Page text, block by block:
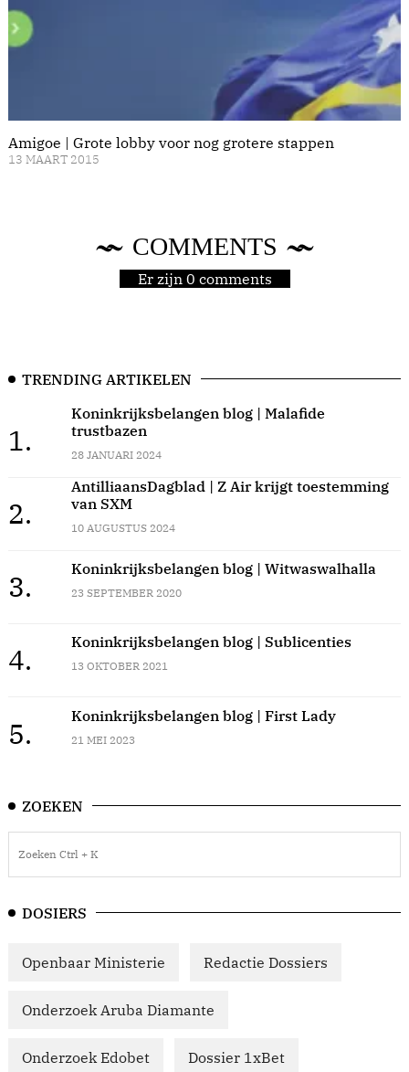
Amigoe | Grote lobby voor nog grotere stappen
13 MAART 2015
COMMENTS
Er zijn 0 comments
TRENDING ARTIKELEN
1.
Koninkrijksbelangen blog | Malafide
trustbazen
28 JANUARI 2024
2.
AntilliaansDagblad | Z Air krijgt toestemming
van SXM
10 AUGUSTUS 2024
3.
Koninkrijksbelangen blog | Witwaswalhalla
23 SEPTEMBER 2020
4.
Koninkrijksbelangen blog | Sublicenties
13 OKTOBER 2021
5.
Koninkrijksbelangen blog | First Lady
21 MEI 2023
ZOEKEN
DOSIERS
Openbaar Ministerie Redactie Dossiers
Onderzoek Aruba Diamante
Onderzoek Edobet Dossier 1xBet